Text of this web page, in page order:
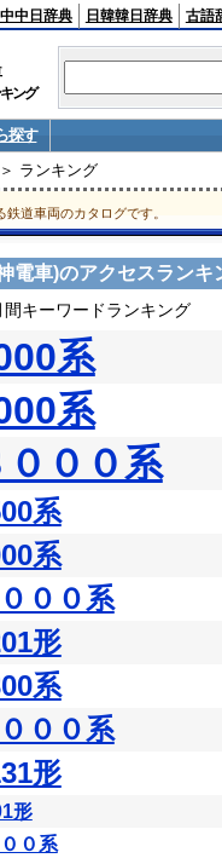
中中日辞典 日韓韓日辞典 古語
ング
探す
ランキング
道車両のカタログです。
電車)のアクセスランキ
キーワードランキング
系
系
０００系
系
系
００系
形
系
００系
形
形
０系